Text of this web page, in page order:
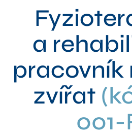
a
pracovník
zvířat
001-